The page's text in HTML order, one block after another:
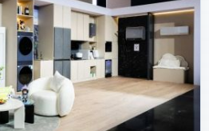
家居文化
创意家居